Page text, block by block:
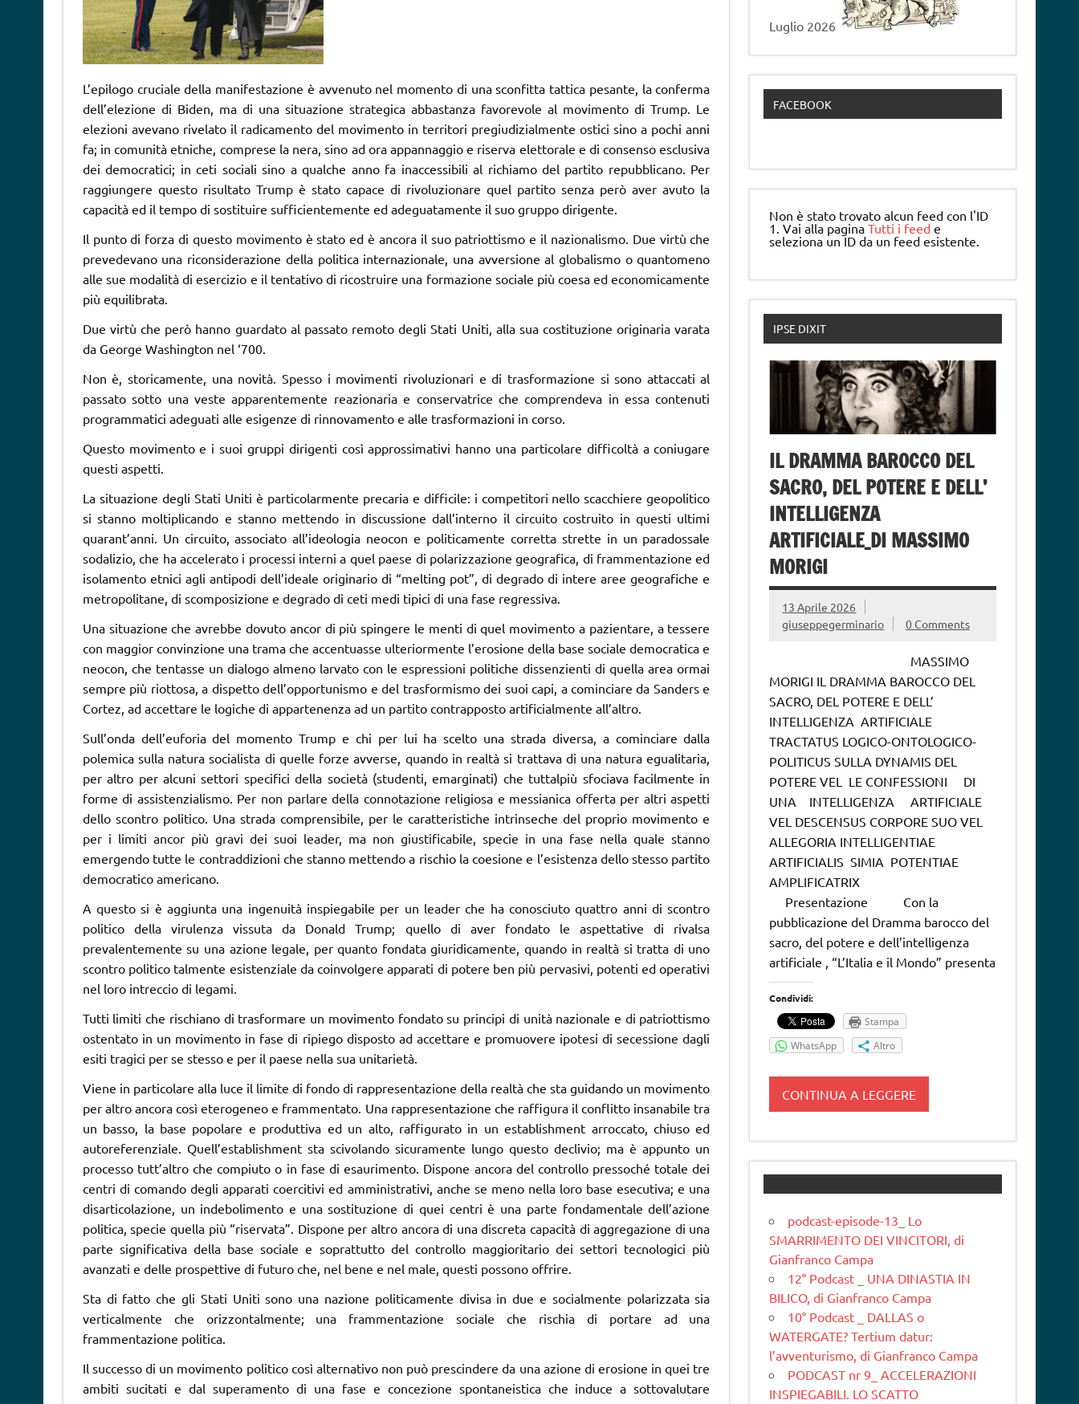
L’epilogo cruciale della manifestazione è avvenuto nel momento di una sconfitta tattica pesante, la conferma
dell’elezione di Biden, ma di una situazione strategica abbastanza favorevole al movimento di Trump. Le
elezioni avevano rivelato il radicamento del movimento in territori pregiudizialmente ostici sino a pochi anni
fa; in comunità etniche, comprese la nera, sino ad ora appannaggio e riserva elettorale e di consenso esclusiva
dei democratici; in ceti sociali sino a qualche anno fa inaccessibili al richiamo del partito repubblicano. Per
raggiungere questo risultato Trump è stato capace di rivoluzionare quel partito senza però aver avuto la
capacità ed il tempo di sostituire sufficientemente ed adeguatamente il suo gruppo dirigente.
Il punto di forza di questo movimento è stato ed è ancora il suo patriottismo e il nazionalismo. Due virtù che
prevedevano una riconsiderazione della politica internazionale, una avversione al globalismo o quantomeno
alle sue modalità di esercizio e il tentativo di ricostruire una formazione sociale più coesa ed economicamente
più equilibrata.
Due virtù che però hanno guardato al passato remoto degli Stati Uniti, alla sua costituzione originaria varata
da George Washington nel ‘700.
Non è, storicamente, una novità. Spesso i movimenti rivoluzionari e di trasformazione si sono attaccati al
passato sotto una veste apparentemente reazionaria e conservatrice che comprendeva in essa contenuti
programmatici adeguati alle esigenze di rinnovamento e alle trasformazioni in corso.
Questo movimento e i suoi gruppi dirigenti così approssimativi hanno una particolare difficoltà a coniugare
questi aspetti.
La situazione degli Stati Uniti è particolarmente precaria e difficile: i competitori nello scacchiere geopolitico
si stanno moltiplicando e stanno mettendo in discussione dall’interno il circuito costruito in questi ultimi
quarant’anni. Un circuito, associato all’ideologia neocon e politicamente corretta strette in un paradossale
sodalizio, che ha accelerato i processi interni a quel paese di polarizzazione geografica, di frammentazione ed
isolamento etnici agli antipodi dell’ideale originario di “melting pot”, di degrado di intere aree geografiche e
metropolitane, di scomposizione e degrado di ceti medi tipici di una fase regressiva.
Una situazione che avrebbe dovuto ancor di più spingere le menti di quel movimento a pazientare, a tessere
con maggior convinzione una trama che accentuasse ulteriormente l’erosione della base sociale democratica e
neocon, che tentasse un dialogo almeno larvato con le espressioni politiche dissenzienti di quella area ormai
sempre più riottosa, a dispetto dell’opportunismo e del trasformismo dei suoi capi, a cominciare da Sanders e
Cortez, ad accettare le logiche di appartenenza ad un partito contrapposto artificialmente all’altro.
Sull’onda dell’euforia del momento Trump e chi per lui ha scelto una strada diversa, a cominciare dalla
polemica sulla natura socialista di quelle forze avverse, quando in realtà si trattava di una natura egualitaria,
per altro per alcuni settori specifici della società (studenti, emarginati) che tuttalpiù sfociava facilmente in
forme di assistenzialismo. Per non parlare della connotazione religiosa e messianica offerta per altri aspetti
dello scontro politico. Una strada comprensibile, per le caratteristiche intrinseche del proprio movimento e
per i limiti ancor più gravi dei suoi leader, ma non giustificabile, specie in una fase nella quale stanno
emergendo tutte le contraddizioni che stanno mettendo a rischio la coesione e l’esistenza dello stesso partito
democratico americano.
A questo si è aggiunta una ingenuità inspiegabile per un leader che ha conosciuto quattro anni di scontro
politico della virulenza vissuta da Donald Trump; quello di aver fondato le aspettative di rivalsa
prevalentemente su una azione legale, per quanto fondata giuridicamente, quando in realtà si tratta di uno
scontro politico talmente esistenziale da coinvolgere apparati di potere ben più pervasivi, potenti ed operativi
nel loro intreccio di legami.
Tutti limiti che rischiano di trasformare un movimento fondato su principi di unità nazionale e di patriottismo
ostentato in un movimento in fase di ripiego disposto ad accettare e promuovere ipotesi di secessione dagli
esiti tragici per se stesso e per il paese nella sua unitarietà.
Viene in particolare alla luce il limite di fondo di rappresentazione della realtà che sta guidando un movimento
per altro ancora così eterogeneo e frammentato. Una rappresentazione che raffigura il conflitto insanabile tra
un basso, la base popolare e produttiva ed un alto, raffigurato in un establishment arroccato, chiuso ed
autoreferenziale. Quell’establishment sta scivolando sicuramente lungo questo declivio; ma è appunto un
processo tutt’altro che compiuto o in fase di esaurimento. Dispone ancora del controllo pressoché totale dei
centri di comando degli apparati coercitivi ed amministrativi, anche se meno nella loro base esecutiva; e una
disarticolazione, un indebolimento e una sostituzione di quei centri è una parte fondamentale dell’azione
politica, specie quella più “riservata”. Dispone per altro ancora di una discreta capacità di aggregazione di una
parte significativa della base sociale e soprattutto del controllo maggioritario dei settori tecnologici più
avanzati e delle prospettive di futuro che, nel bene e nel male, questi possono offrire.
Sta di fatto che gli Stati Uniti sono una nazione politicamente divisa in due e socialmente polarizzata sia
verticalmente che orizzontalmente; una frammentazione sociale che rischia di portare ad una
frammentazione politica.
Il successo di un movimento politico così alternativo non può prescindere da una azione di erosione in quei tre
ambiti sucitati e dal superamento di una fase e concezione spontaneistica che induce a sottovalutare
Luglio 2026
FACEBOOK
Non è stato trovato alcun feed con l'ID
1. Vai alla paginaTutti i feed e
seleziona un ID da un feed esistente.
IPSE DIXIT
IL DRAMMA BAROCCO DEL
SACRO, DEL POTERE E DELL’
INTELLIGENZA
ARTIFICIALE_DI MASSIMO
MORIGI
13 Aprile 2026
giuseppegerminario
0 Comments
MASSIMO
MORIGI IL DRAMMA BAROCCO DEL
SACRO, DEL POTERE E DELL’
INTELLIGENZA ARTIFICIALE
TRACTATUS LOGICO-ONTOLOGICO-
POLITICUS SULLA DYNAMIS DEL
POTERE VEL LE CONFESSIONI DI
UNA INTELLIGENZA ARTIFICIALE
VEL DESCENSUS CORPORE SUO VEL
ALLEGORIA INTELLIGENTIAE
ARTIFICIALIS SIMIA POTENTIAE
AMPLIFICATRIX
Presentazione Con la
pubblicazione del Dramma barocco del
sacro, del potere e dell’intelligenza
artificiale , “L’Italia e il Mondo” presenta
Condividi:
Stampa
WhatsApp
Altro
CONTINUA A LEGGERE
podcast-episode-13_ Lo
SMARRIMENTO DEI VINCITORI, di
Gianfranco Campa
12° Podcast _ UNA DINASTIA IN
BILICO, di Gianfranco Campa
10° Podcast _ DALLAS o
WATERGATE? Tertium datur:
l’avventurismo, di Gianfranco Campa
PODCAST nr 9_ ACCELERAZIONI
INSPIEGABILI. LO SCATTO